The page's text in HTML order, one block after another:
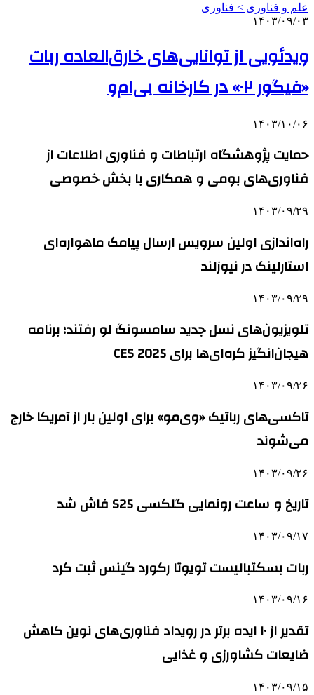
علم و فناوری‌ > فناوری
۱۴۰۳/۰۹/۰۳
ویدئویی از توانایی‌های خارق‌العاده ربات
«فیگور ۰۲» در کارخانه بی‌ام‌و
۱۴۰۳/۱۰/۰۶
حمایت پژوهشگاه ارتباطات و فناوری اطلاعات از
فناوری‌های بومی و همکاری با بخش خصوصی
۱۴۰۳/۰۹/۲۹
راه‌اندازی اولین سرویس ارسال پیامک ماهواره‌ای
استارلینک در نیوزلند
۱۴۰۳/۰۹/۲۹
تلویزیون‌های نسل جدید سامسونگ لو رفتند؛ برنامه
هیجان‌انگیز کره‌ای‌ها برای CES 2025
۱۴۰۳/۰۹/۲۶
تاکسی‌های رباتیک «وی‌مو» برای اولین بار از آمریکا خارج
می‌شوند
۱۴۰۳/۰۹/۲۶
تاریخ و ساعت رونمایی گلکسی S25 فاش شد
۱۴۰۳/۰۹/۱۷
ربات بسکتبالیست تویوتا رکورد گینس ثبت کرد
۱۴۰۳/۰۹/۱۶
تقدیر از ۱۰ ایده برتر در رویداد فناوری‌های نوین کاهش
ضایعات کشاورزی و غذایی
۱۴۰۳/۰۹/۱۵